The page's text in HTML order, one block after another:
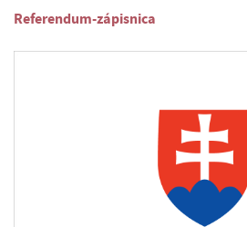
Referendum-zápisnica